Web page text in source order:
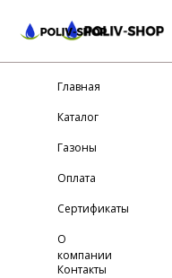
Главная
Каталог
Газоны
Оплата
Сертификаты
О
компании
Контакты